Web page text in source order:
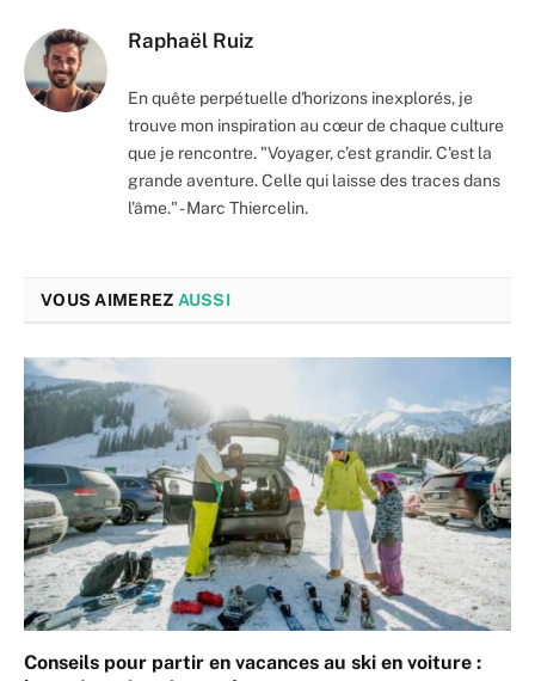
Raphaël Ruiz
En quête perpétuelle d'horizons inexplorés, je
trouve mon inspiration au cœur de chaque culture
que je rencontre. "Voyager, c’est grandir. C'est la
grande aventure. Celle qui laisse des traces dans
l'âme." - Marc Thiercelin.
VOUS AIMEREZ AUSSI
Conseils pour partir en vacances au ski en voiture :